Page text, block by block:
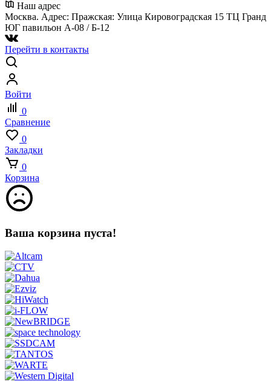
Наш адрес
Москва. Адрес: Пражская: Улица Кировоградская 15 ТЦ Гранд
ЮГ павильон А-08 / Б-12
Перейти в контакты
Войти
0
Сравнение
0
Закладки
0
Корзина
Ваша корзина пуста!